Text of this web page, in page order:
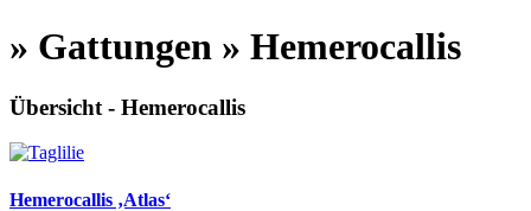
» Gattungen » Hemerocallis
Übersicht - Hemerocallis
Hemerocallis ‚Atlas‘